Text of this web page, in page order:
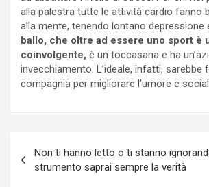
alla palestra tutte le attività cardio fanno
alla mente, tenendo lontano depressione
ballo, che oltre ad essere uno sport è
coinvolgente, è un toccasana e ha
invecchiamento. L’ideale, infatti, sarebbe
compagnia per migliorare l’umore e
articoli
Non ti hanno letto o ti stanno
strumento saprai sempre la verità